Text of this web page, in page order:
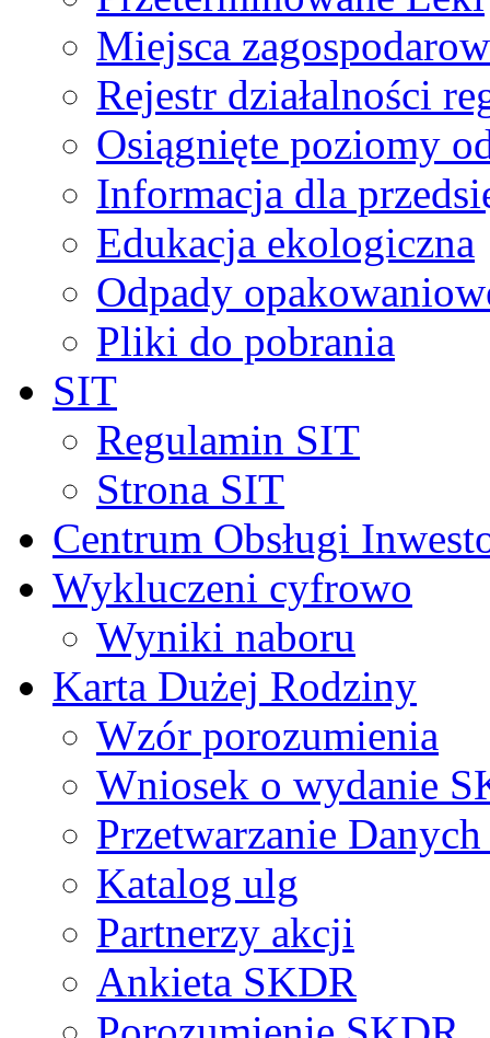
Miejsca
Rejestr działalności
Osiągnięte poziomy
Informacja dla
Edukacja ekologiczna
Odpady
Pliki do pobrania
SIT
Regulamin SIT
Strona SIT
Centrum Obsługi
Wykluczeni cyfrowo
Wyniki naboru
Karta Dużej Rodziny
Wzór porozumienia
Wniosek o wydanie
Przetwarzanie
Katalog ulg
Partnerzy akcji
Ankieta SKDR